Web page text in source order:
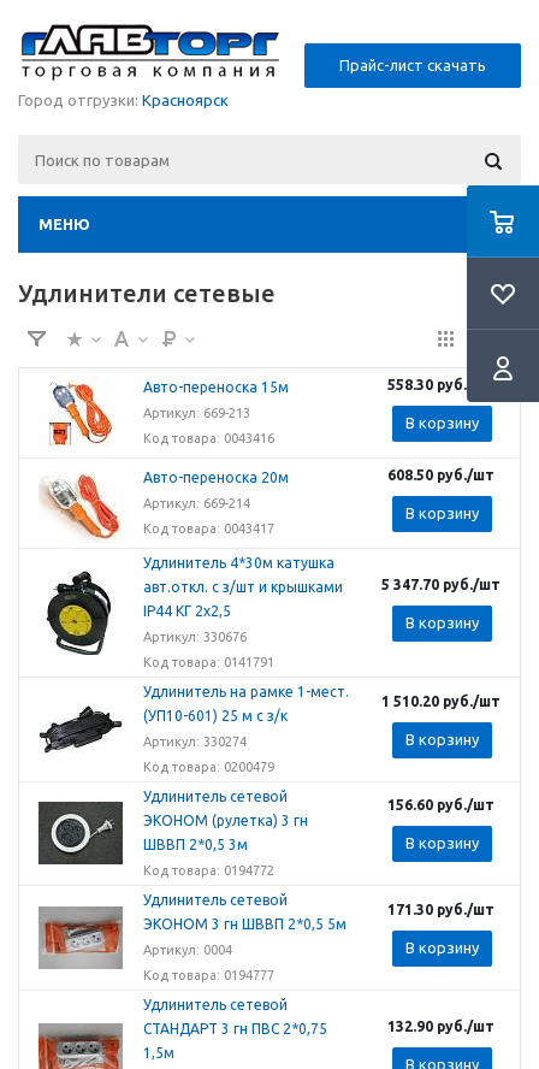
Прайс-лист скачать
Город отгрузки: Красноярск
МЕНЮ
Удлинители сетевые
Авто-переноска 15м
Артикул: 669-213
Код товара: 0043416
558.30руб./шт
В корзину
Авто-переноска 20м
Артикул: 669-214
Код товара: 0043417
608.50руб./шт
В корзину
Удлинитель 4*30м катушка
авт.откл. с з/шт и крышками
IP44 КГ 2х2,5
Артикул: 330676
Код товара: 0141791
5 347.70руб./шт
В корзину
Удлинитель на рамке 1-мест.
(УП10-601) 25 м с з/к
Артикул: 330274
Код товара: 0200479
1 510.20руб./шт
В корзину
Удлинитель сетевой
ЭКОНОМ (рулетка) 3 гн
ШВВП 2*0,5 3м
Код товара: 0194772
156.60руб./шт
В корзину
Удлинитель сетевой
ЭКОНОМ 3 гн ШВВП 2*0,5 5м
Артикул: 0004
Код товара: 0194777
171.30руб./шт
В корзину
Удлинитель сетевой
СТАНДАРТ 3 гн ПВС 2*0,75
1,5м
132.90руб./шт
В корзину